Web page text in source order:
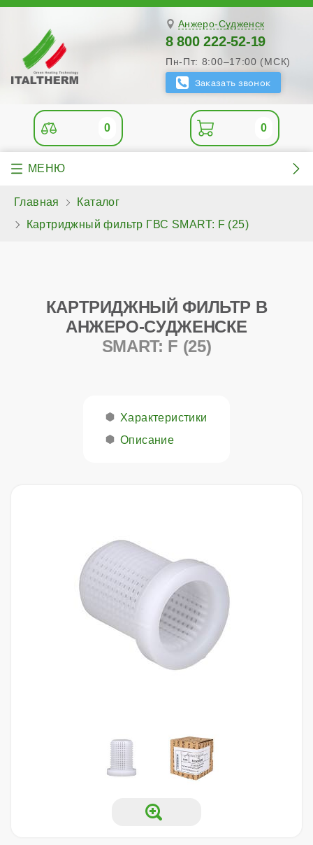
Анжеро-Судженск
8 800 222-52-19
Пн-Пт: 8:00–17:00 (МСК)
0 0
Главная
Каталог
Картриджный фильтр ГВС SMART: F (25)
КАРТРИДЖНЫЙ ФИЛЬТР В
АНЖЕРО-СУДЖЕНСКЕ
SMART: F (25)
Характеристики
Описание